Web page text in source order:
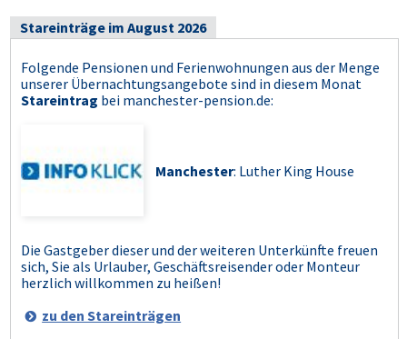
Stareinträge im August 2026
Folgende Pensionen und Ferienwohnungen aus der Menge
unserer Übernachtungsangebote sind in diesem Monat
Stareintrag bei manchester-pension.de:
Manchester: Luther King House
Die Gastgeber dieser und der weiteren Unterkünfte freuen
sich, Sie als Urlauber, Geschäftsreisender oder Monteur
herzlich willkommen zu heißen!
zu den Stareinträgen